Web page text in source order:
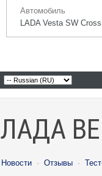
Автомобиль
LADA Vesta SW
ЛАДА
Новости · Отзывы ·